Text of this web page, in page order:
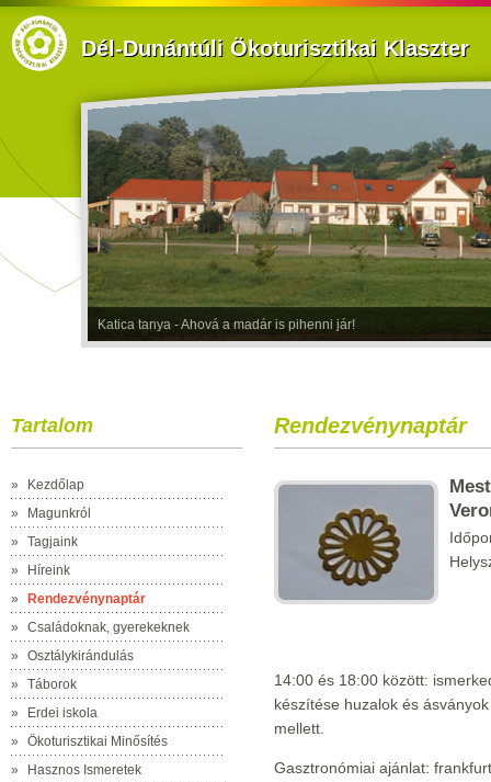
Dél-Dunántúli Ökoturisztikai Klaszter
Katica tanya - Ahová a madár is pihenni jár!
Tartalom
»
Kezdőlap
»
Magunkról
»
Tagjaink
»
Híreink
»
Rendezvénynaptár
»
Családoknak, gyerekeknek
»
Osztálykirándulás
»
Táborok
»
Erdei iskola
»
Ökoturisztikai Minősítés
»
Hasznos Ismeretek
Rendezvénynaptár
14:00 és 18:00 között:
készítése huzalok és
mellett.
Gasztronómiai ajánlat: